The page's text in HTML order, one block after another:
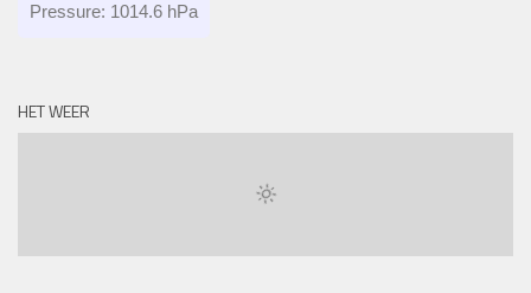
Pressure: 1014.6 hPa
HET WEER